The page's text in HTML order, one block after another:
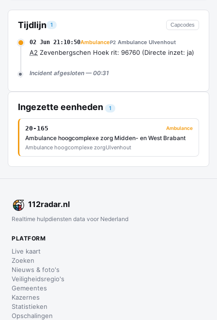
Tijdlijn 1 Capcodes
02 Jun 21:10:50AmbulanceP2 Ambulance Ulvenhout
A2 Zevenbergschen Hoek rit: 96760 (Directe inzet: ja)
Incident afgesloten — 00:31
Ingezette eenheden 1
20-165 Ambulance
Ambulance hoogcomplexe zorg Midden- en West Brabant
Ambulance hoogcomplexe zorgUlvenhout
112radar.nl
Realtime hulpdiensten data voor Nederland
PLATFORM
Live kaart
Zoeken
Nieuws & foto's
Veiligheidsregio's
Gemeentes
Kazernes
Statistieken
Opschalingen